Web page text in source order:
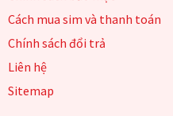
Cách mua sim và thanh toán
Chính sách đổi trả
Liên hệ
Sitemap